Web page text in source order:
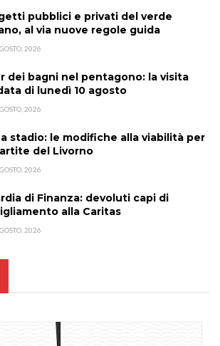
pubblici e privati del verde
al via nuove regole guida
2026
dei bagni nel pentagono: la visita
di lunedì 10 agosto
2026
stadio: le modifiche alla viabilità per
del Livorno
2026
di Finanza: devoluti capi di
alla Caritas
2026